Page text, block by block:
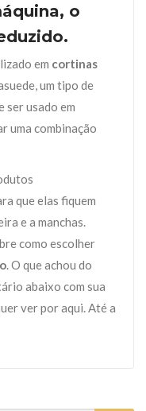
o
em cortinas
um tipo de
ser usado em
uma combinação
que elas fiquem
e a manchas.
como escolher
. O que achou do
abaixo com sua
ver por aqui. Até a